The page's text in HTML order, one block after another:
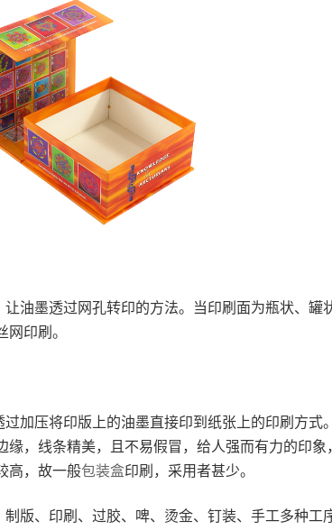
油墨透过网孔转印的方法。当印刷面为瓶状、罐
印刷。
加压将印版上的油墨直接印到纸张上的印刷方式
，线条精美，且不易假冒，给人强而有力的印象
高，故一般包装盒印刷，采用者甚少。
版、印刷、过胶、啤、烫金、钉装、手工多种工